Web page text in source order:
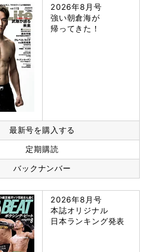
2026年8月号
強い朝倉海が
帰ってきた！
最新号を購入する
定期購読
バックナンバー
2026年8月号
本誌オリジナル
日本ランキング発表